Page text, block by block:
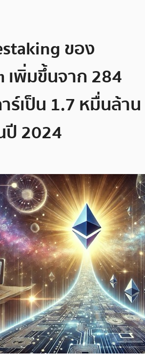
ของ
เพิ่มขึ้นจาก 284
ร์เป็น 1.7 หมื่นล้าน
ปี 2024